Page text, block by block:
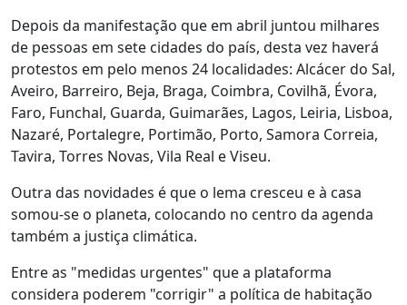
Depois da manifestação que em abril juntou milhares
de pessoas em sete cidades do país, desta vez haverá
protestos em pelo menos 24 localidades: Alcácer do Sal,
Aveiro, Barreiro, Beja, Braga, Coimbra, Covilhã, Évora,
Faro, Funchal, Guarda, Guimarães, Lagos, Leiria, Lisboa,
Nazaré, Portalegre, Portimão, Porto, Samora Correia,
Tavira, Torres Novas, Vila Real e Viseu.
Outra das novidades é que o lema cresceu e à casa
somou-se o planeta, colocando no centro da agenda
também a justiça climática.
Entre as "medidas urgentes" que a plataforma
considera poderem "corrigir" a política de habitação